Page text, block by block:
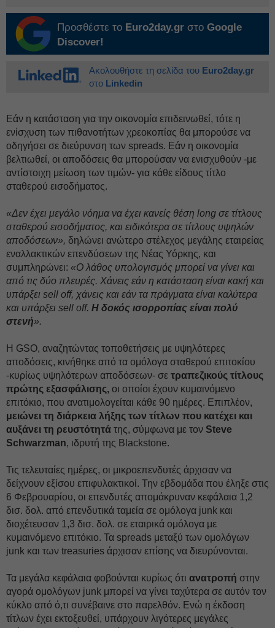
Προσθέστε το Euro2day.gr στο Google
Discover!
Ακολουθήστε τη σελίδα του Euro2day.gr
στο Linkedin
Εάν η κατάσταση για την οικονομία επιδεινωθεί, τότε η
ενίσχυση των πιθανοτήτων χρεοκοπίας θα μπορούσε να
οδηγήσει σε διεύρυνση των spreads. Εάν η οικονομία
βελτιωθεί, οι αποδόσεις θα μπορούσαν να ενισχυθούν -με
αντίστοιχη μείωση των τιμών- για κάθε είδους τίτλο
σταθερού εισοδήματος.
«Δεν έχει μεγάλο νόημα να έχει κανείς θέση long σε τίτλους
σταθερού εισοδήματος, και ειδικότερα σε τίτλους υψηλών
αποδόσεων», δηλώνει ανώτερο στέλεχος μεγάλης εταιρείας
εναλλακτικών επενδύσεων της Νέας Υόρκης, και
συμπληρώνει: «Ο λάθος υπολογισμός μπορεί να γίνει και
από τις δύο πλευρές. Χάνεις εάν η κατάσταση είναι κακή και
υπάρξει sell off, χάνεις και εάν τα πράγματα είναι καλύτερα
και υπάρξει sell off. Η δοκός ισορροπίας είναι πολύ
στενή».
Η GSO, αναζητώντας τοποθετήσεις με υψηλότερες
αποδόσεις, κινήθηκε από τα ομόλογα σταθερού επιτοκίου
-κυρίως υψηλότερων αποδόσεων- σε τραπεζικούς τίτλους
πρώτης εξασφάλισης, οι οποίοι έχουν κυμαινόμενο
επιτόκιο, που ανατιμολογείται κάθε 90 ημέρες. Επιπλέον,
μειώνει τη διάρκεια λήξης των τίτλων που κατέχει και
αυξάνει τη ρευστότητά της, σύμφωνα με τον Steve
Schwarzman, ιδρυτή της Blackstone.
Τις τελευταίες ημέρες, οι μικροεπενδυτές άρχισαν να
δείχνουν εξίσου επιφυλακτικοί. Την εβδομάδα που έληξε στις
6 Φεβρουαρίου, οι επενδυτές απομάκρυναν κεφάλαια 1,2
δισ. δολ. από επενδυτικά ταμεία σε ομόλογα junk και
διοχέτευσαν 1,3 δισ. δολ. σε εταιρικά ομόλογα με
κυμαινόμενο επιτόκιο. Τα spreads μεταξύ των ομολόγων
junk και των treasuries άρχισαν επίσης να διευρύνονται.
Τα μεγάλα κεφάλαια φοβούνται κυρίως ότι ανατροπή στην
αγορά ομολόγων junk μπορεί να γίνει ταχύτερα σε αυτόν τον
κύκλο από ό,τι συνέβαινε στο παρελθόν. Ενώ η έκδοση
τίτλων έχει εκτοξευθεί, υπάρχουν λιγότερες μεγάλες